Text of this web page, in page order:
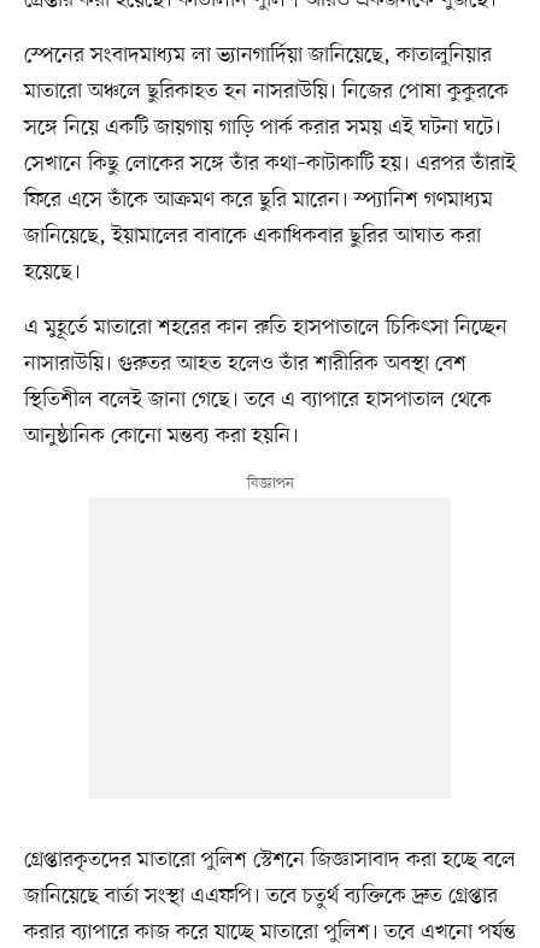
স্পেনের সংবাদমাধ্যম লা ভ্যানগার্দিয়া জানিয়েছে, কাতালুনিয়ার
মাতারো অঞ্চলে ছুরিকাহত হন নাসরাউয়ি। নিজের পোষা কুকুরকে
সঙ্গে নিয়ে একটি জায়গায় গাড়ি পার্ক করার সময় এই ঘটনা ঘটে।
সেখানে কিছু লোকের সঙ্গে তাঁর কথা–কাটাকাটি হয়। এরপর তাঁরাই
ফিরে এসে তাঁকে আক্রমণ করে ছুরি মারেন। স্প্যানিশ গণমাধ্যম
জানিয়েছে, ইয়ামালের বাবাকে একাধিকবার ছুরির আঘাত করা
হয়েছে।
এ মুহূর্তে মাতারো শহরের কান রুতি হাসপাতালে চিকিৎসা নিচ্ছেন
নাসারাউয়ি। গুরুতর আহত হলেও তাঁর শারীরিক অবস্থা বেশ
স্থিতিশীল বলেই জানা গেছে। তবে এ ব্যাপারে হাসপাতাল থেকে
আনুষ্ঠানিক কোনো মন্তব্য করা হয়নি।
গ্রেপ্তারকৃতদের মাতারো পুলিশ স্টেশনে জিজ্ঞাসাবাদ করা হচ্ছে বলে
জানিয়েছে বার্তা সংস্থা এএফপি। তবে চতুর্থ ব্যক্তিকে দ্রুত গ্রেপ্তার
করার ব্যাপারে কাজ করে যাচ্ছে মাতারো পুলিশ। তবে এখনো পর্যন্ত